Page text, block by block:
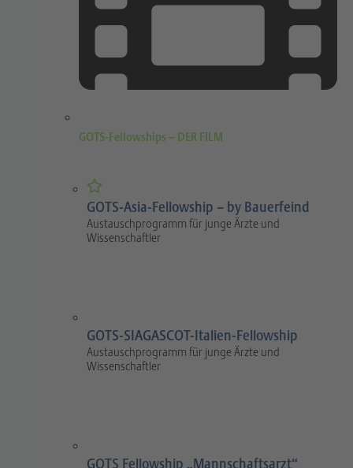
GOTS-Fellowships – DER FILM
GOTS-Asia-Fellowship – by Bauerfeind
Austauschprogramm für junge Ärzte und
Wissenschaftler
GOTS-SIAGASCOT-Italien-Fellowship
Austauschprogramm für junge Ärzte und
Wissenschaftler
GOTS Fellowship „Mannschaftsarzt“